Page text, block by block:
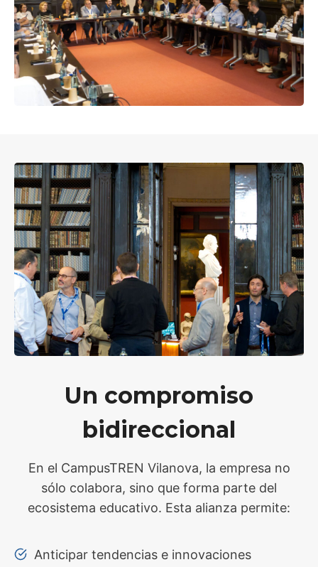
Un compromiso
bidireccional
En el CampusTREN Vilanova, la empresa no
sólo colabora, sino que forma parte del
ecosistema educativo. Esta alianza permite:
Anticipar tendencias e innovaciones